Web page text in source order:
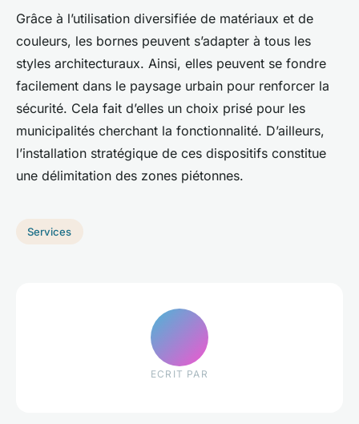
Grâce à l’utilisation diversifiée de matériaux et de
couleurs, les bornes peuvent s’adapter à tous les
styles architecturaux. Ainsi, elles peuvent se fondre
facilement dans le paysage urbain pour renforcer la
sécurité. Cela fait d’elles un choix prisé pour les
municipalités cherchant la fonctionnalité. D’ailleurs,
l’installation stratégique de ces dispositifs constitue
une délimitation des zones piétonnes.
Services
ECRIT PAR